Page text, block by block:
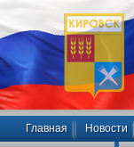
Главная Новости